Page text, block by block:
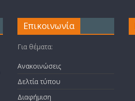
Επικοινωνία
Για θέματα:
Ανακοινώσεις
Δελτία τύπου
Διαφήμιση